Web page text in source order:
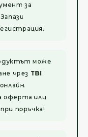
за
може
чрез TBI
оферта или
поръчка!